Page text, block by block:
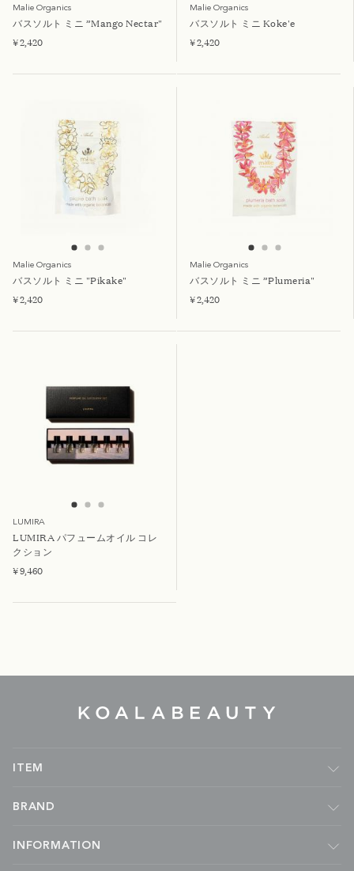
Malie Organics
バスソルト ミニ ”Mango Nectar"
¥ 2,420
Malie Organics
バスソルト ミニ Koke'e
¥ 2,420
Malie Organics
バスソルト ミニ "Pikake"
¥ 2,420
Malie Organics
バスソルト ミニ ”Plumeria"
¥ 2,420
LUMIRA
LUMIRA パフュームオイル コレ
クション
¥ 9,460
ITEM
フレグランス
キャンドル
BRAND
Malie Organics
INFORMATION